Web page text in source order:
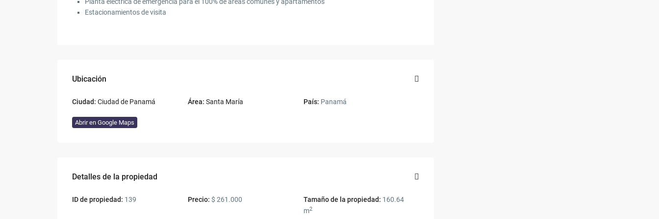
Estacionamientos de visita
Ubicación
Ciudad: Ciudad de Panamá Área: Santa María País: Panamá
Abrir en Google Maps
Detalles de la propiedad
ID de propiedad: 139 Precio: $ 261.000 Tamaño de la propiedad: 160.64
m2